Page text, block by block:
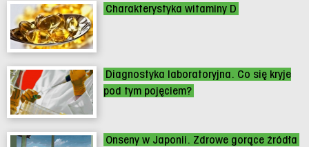
Charakterystyka witaminy D
Diagnostyka laboratoryjna. Co się kryje
pod tym pojęciem?
Onseny w Japonii. Zdrowe gorące źródła